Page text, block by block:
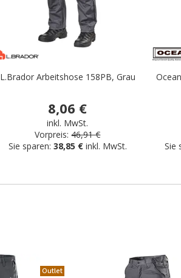
L.Brador Arbeitshose 158PB, Grau
8,06 €
inkl. MwSt.
Vorpreis: 46,91 €
Sie sparen: 38,85 € inkl. MwSt.
Sie
Outlet